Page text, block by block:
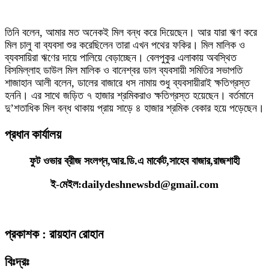
তিনি বলেন, আমার মত অনেকই মিল বন্ধ করে দিয়েছেন। আর যারা ঋণ করে
মিল চালু বা ব্যবসা শুর করেছিলেন তারা এখন পথের ফকির। মিল মালিক ও
ব্যবসায়িরা ঋণের দায়ে পালিয়ে বেড়াচ্ছেন। বেলপুকুর এলাকায় অবস্থিত
বিসমিল্লাহ ডাউল মিল মালিক ও বানেশ্বর ডাল ব্যবসায়ী সমিতির সভাপতি
শাজাহান আলী বলেন, ডালের বাজারে ধস নামায় শুধু ব্যবসায়ীরাই ক্ষতিগ্রস্ত
হননি। এর সাথে জড়িত ৭ হাজার শ্রমিকরাও ক্ষতিগ্রস্ত হয়েছেন। বর্তমানে
দু’শতাধিক মিল বন্ধ থাকায় প্রায় সাড়ে ৪ হাজার শ্রমিক বেকার হয়ে পড়েছেন।
প্রধান কার্যালয়
ফুট ওভার ব্রীজ সংলগ্ন,আর.ডি.এ মার্কেট,সাহেব বাজার,রাজশাহী
ই-মেইল:dailydeshnewsbd@gmail.com
প্রকাশক : রায়হান রোহান
বিঃদ্রঃ